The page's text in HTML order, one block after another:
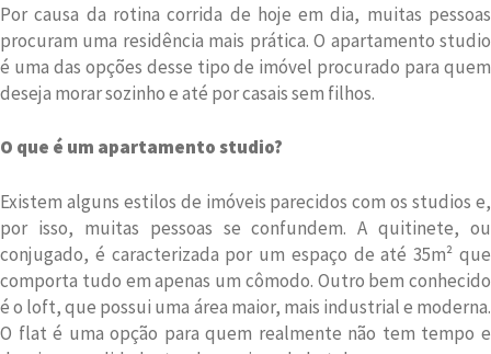
Por causa da rotina corrida de hoje em dia, muitas pessoas
procuram uma residência mais prática. O apartamento studio
é uma das opções desse tipo de imóvel procurado para quem
deseja morar sozinho e até por casais sem filhos.
O que é um apartamento studio?
Existem alguns estilos de imóveis parecidos com os studios e,
por isso, muitas pessoas se confundem. A quitinete, ou
conjugado, é caracterizada por um espaço de até 35m² que
comporta tudo em apenas um cômodo. Outro bem conhecido
é o loft, que possui uma área maior, mais industrial e moderna.
O flat é uma opção para quem realmente não tem tempo e